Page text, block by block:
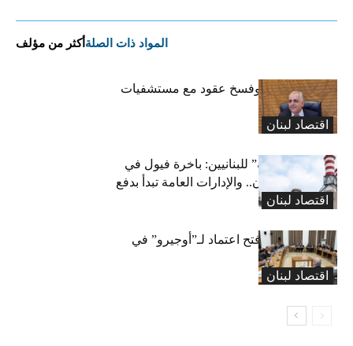
المواد ذات الصلة أكثر من مؤلف
اقتصاد لبنان
كركي: إنذارات وفسخ عقود مع مستشفيات
مخالفة
اقتصاد لبنان
بشرى “كهربائية” للبنانيين: باخرة فيول في
طريقها إلى لبنان.. والإدارات العامة تبدأ بدفع
متوجباتها
اقتصاد لبنان
لجنة المال تقرّ فتح اعتماد لـ”أوجيرو” في
موازنة 2026